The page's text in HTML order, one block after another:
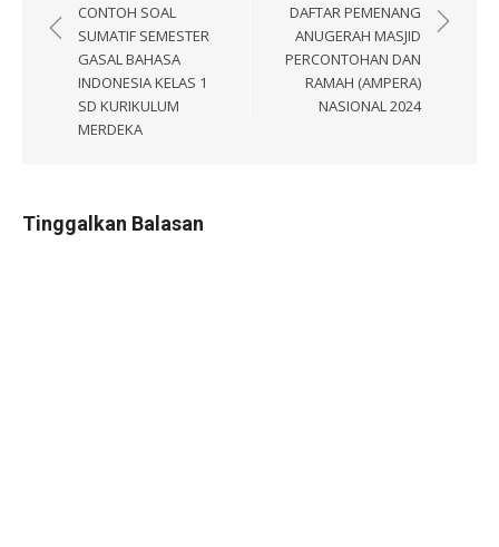
posCONTOH SOAL
SUMATIF SEMESTER
GASAL BAHASA
INDONESIA KELAS 1
SD KURIKULUM
MERDEKA
DAFTAR PEMENANG
ANUGERAH MASJID
PERCONTOHAN DAN
RAMAH (AMPERA)
NASIONAL 2024
Tinggalkan Balasan